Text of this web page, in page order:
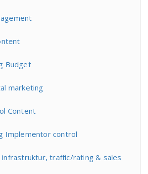
Budget
marketing
Content
Implementor control
infrastruktur, traffic/rating & sales